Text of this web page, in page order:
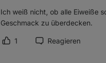
Ich weiß nicht, ob alle Eiweiße
Geschmack zu überdecken.
Rezension als hilfreich
1 Reagieren